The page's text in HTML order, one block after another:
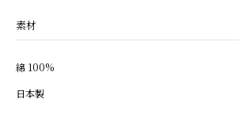
素材
綿 100%
日本製